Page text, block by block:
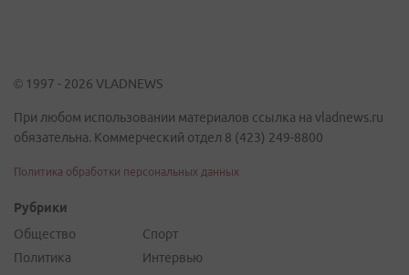
© 1997 - 2026 VLADNEWS
При любом использовании материалов ссылка на vladnews.ru
обязательна. Коммерческий отдел 8 (423) 249-8800
Политика обработки персональных данных
Рубрики
Общество
Политика
Спорт
Интервью